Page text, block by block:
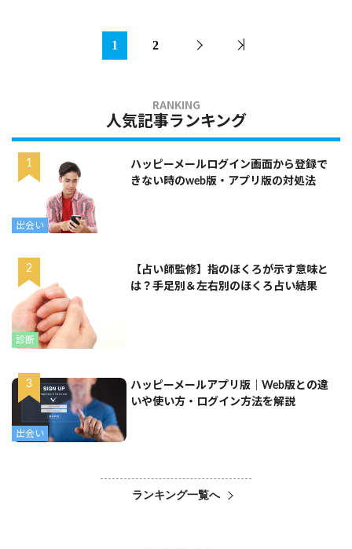
1 2
人気記事ランキング
出会い
ハッピーメールログイン画面から登録で
きない時のweb版・アプリ版の対処法
診断
【占い師監修】指のほくろが示す意味と
は？手足別＆左右別のほくろ占い結果
出会い
ハッピーメールアプリ版｜Web版との違
いや使い方・ログイン方法を解説
ランキング一覧へ